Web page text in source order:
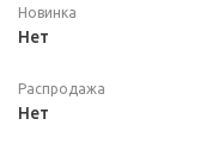
Новинка
Нет
Распродажа
Нет